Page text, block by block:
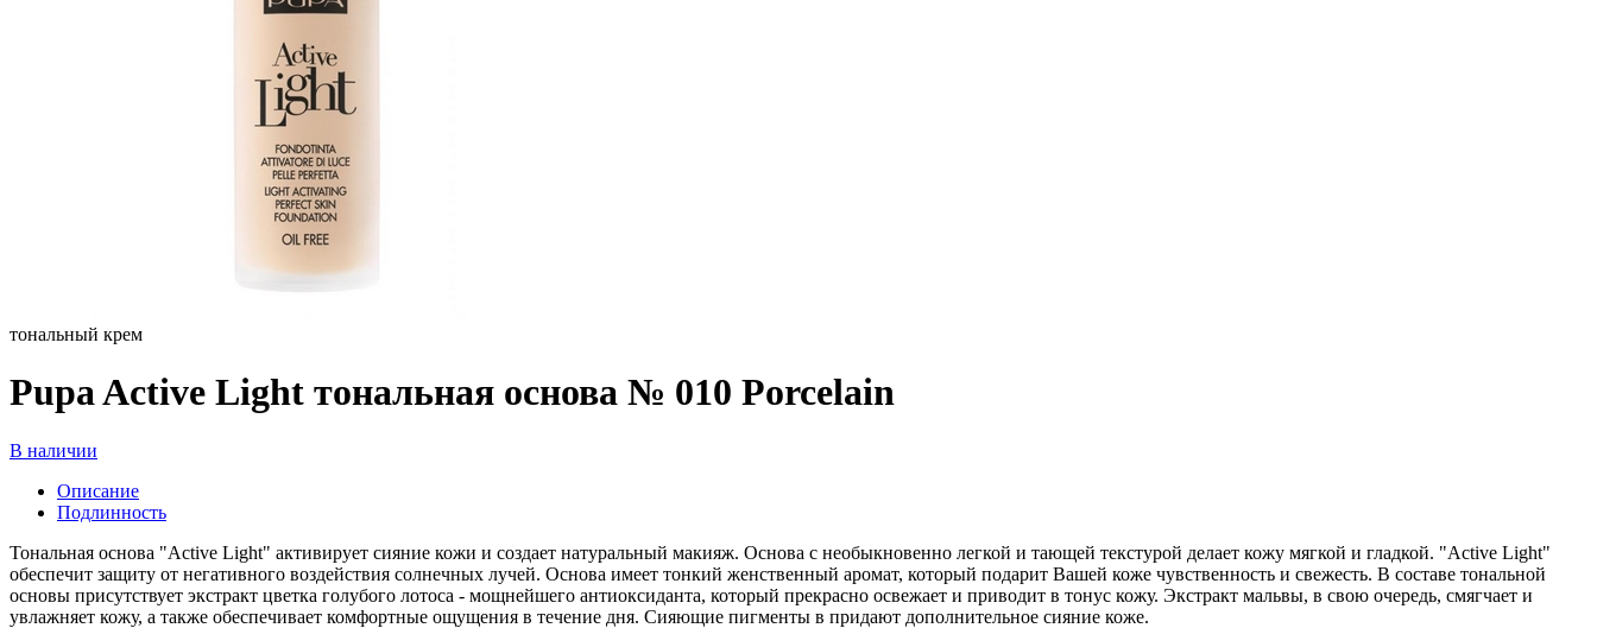
тональный крем
Pupa Active Light тональная основа № 010 Porcelain
В наличии
Описание
Подлинность
Тональная основа "Active Light" активирует сияние кожи и создает натуральный макияж. Основа с необыкновенно легкой и тающей текстурой делает кожу мягкой и гладкой. "Active Light"
обеспечит защиту от негативного воздействия солнечных лучей. Основа имеет тонкий женственный аромат, который подарит Вашей коже чувственность и свежесть. В составе тональной
основы присутствует экстракт цветка голубого лотоса - мощнейшего антиоксиданта, который прекрасно освежает и приводит в тонус кожу. Экстракт мальвы, в свою очередь, смягчает и
увлажняет кожу, а также обеспечивает комфортные ощущения в течение дня. Сияющие пигменты в придают дополнительное сияние коже.